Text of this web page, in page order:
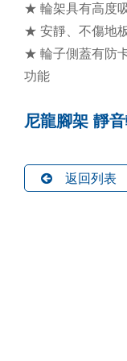
★ 輪架具有高度
★ 安靜、不傷地
★ 輪子側蓋有防
功能
尼龍腳架 靜
返回列表